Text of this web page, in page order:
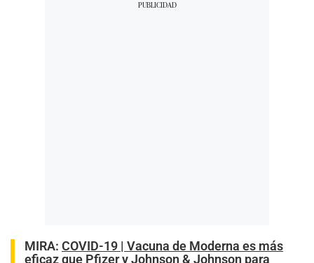
MIRA: COVID-19 | Vacuna de Moderna es más
eficaz que Pfizer y Johnson & Johnson para